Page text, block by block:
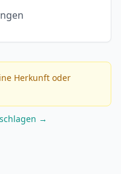
Herkunft oder
→